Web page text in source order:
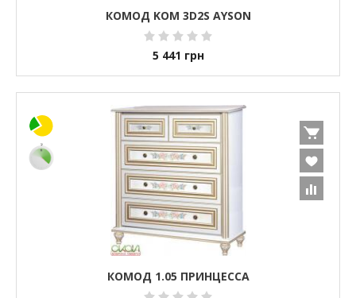
КОМОД KOM 3D2S AYSON
5 441 грн
КОМОД 1.05 ПРИНЦЕССА